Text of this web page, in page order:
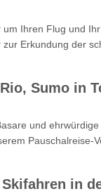
Ihren Flug und
Erkundung der
Sumo in
und
Pauschalreise-
in